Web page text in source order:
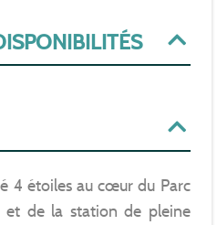
4 étoiles au cœur du Parc
et de la station de pleine